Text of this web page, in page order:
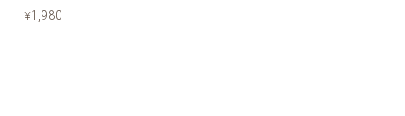
¥1,980